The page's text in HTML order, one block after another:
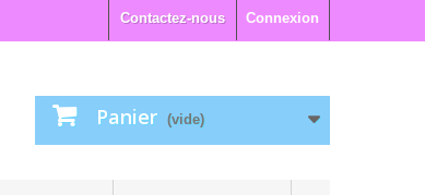
Connexion
Contactez-nous
Panier (vide)